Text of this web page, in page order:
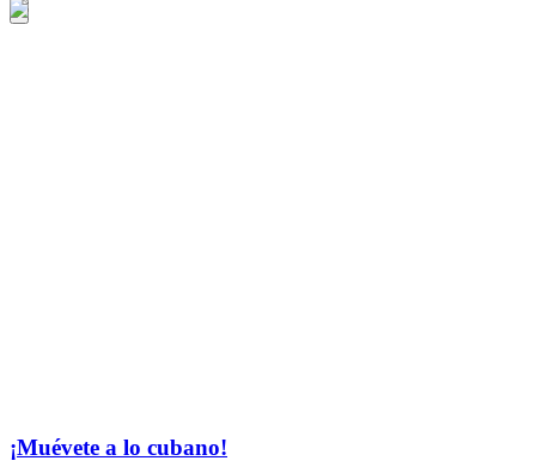
¡Muévete a lo cubano!